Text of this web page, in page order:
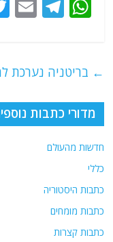
W
s
A
p
p
T
g
ra
m
E
l ← בריטניה נערכת
מדורי כתבות
חדשות מהעולם
כללי
כתבות היסטוריה
כתבות מומחים
כתבות קצרות